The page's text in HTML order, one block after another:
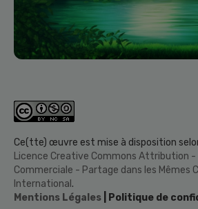
Ce(tte) œuvre est mise à disposition
Licence Creative Commons Attribution -
Commerciale - Partage dans les Mêmes
International .
Mentions Légales
| Politique de